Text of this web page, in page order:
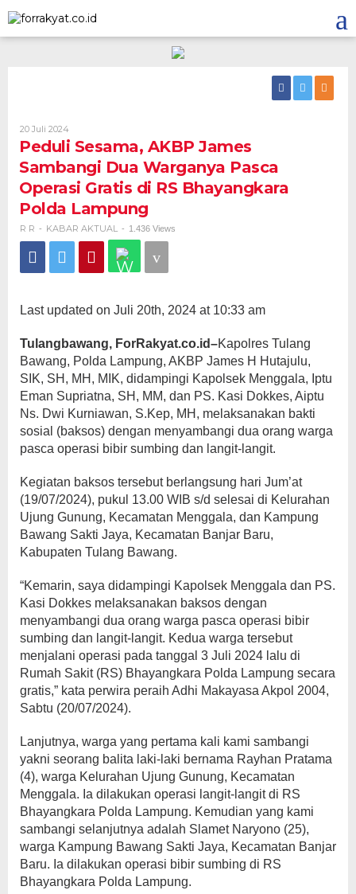
to
content
20 Juli 2024Oleh
R
R
Peduli Sesama, AKBP James
Sambangi Dua Warganya Pasca
Operasi Gratis di RS Bhayangkara
Polda Lampung
R R - KABAR AKTUAL - 1.436 Views
Last updated on Juli 20th, 2024 at 10:33 am
Tulangbawang, ForRakyat.co.id–Kapolres Tulang
Bawang, Polda Lampung, AKBP James H Hutajulu,
SIK, SH, MH, MIK, didampingi Kapolsek Menggala, Iptu
Eman Supriatna, SH, MM, dan PS. Kasi Dokkes, Aiptu
Ns. Dwi Kurniawan, S.Kep, MH, melaksanakan bakti
sosial (baksos) dengan menyambangi dua orang warga
pasca operasi bibir sumbing dan langit-langit.
Kegiatan baksos tersebut berlangsung hari Jum’at
(19/07/2024), pukul 13.00 WIB s/d selesai di Kelurahan
Ujung Gunung, Kecamatan Menggala, dan Kampung
Bawang Sakti Jaya, Kecamatan Banjar Baru,
Kabupaten Tulang Bawang.
“Kemarin, saya didampingi Kapolsek Menggala dan PS.
Kasi Dokkes melaksanakan baksos dengan
menyambangi dua orang warga pasca operasi bibir
sumbing dan langit-langit. Kedua warga tersebut
menjalani operasi pada tanggal 3 Juli 2024 lalu di
Rumah Sakit (RS) Bhayangkara Polda Lampung secara
gratis,” kata perwira peraih Adhi Makayasa Akpol 2004,
Sabtu (20/07/2024).
Lanjutnya, warga yang pertama kali kami sambangi
yakni seorang balita laki-laki bernama Rayhan Pratama
(4), warga Kelurahan Ujung Gunung, Kecamatan
Menggala. Ia dilakukan operasi langit-langit di RS
Bhayangkara Polda Lampung. Kemudian yang kami
sambangi selanjutnya adalah Slamet Naryono (25),
warga Kampung Bawang Sakti Jaya, Kecamatan Banjar
Baru. Ia dilakukan operasi bibir sumbing di RS
Bhayangkara Polda Lampung.